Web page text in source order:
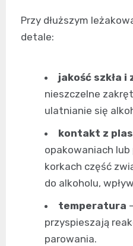
Przy dłuższym
detale:
jakość szkła i
nieszczelne
ulatnianie się
kontakt z
opakowaniach lub
korkach część
do alkoholu,
temperatura
przyspieszają
parowania.